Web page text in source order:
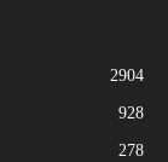
2904
928
278